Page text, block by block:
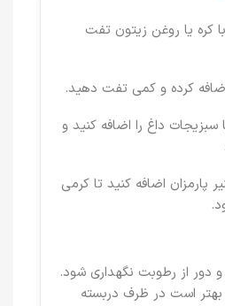
کره یا روغن زیتون تفت
اضافه کرده و کمی تفت دهید.
داغ را اضافه کنید و
پارمزان اضافه کنید تا کرمی
از رطوبت نگهداری شود.
است در ظرف دربسته